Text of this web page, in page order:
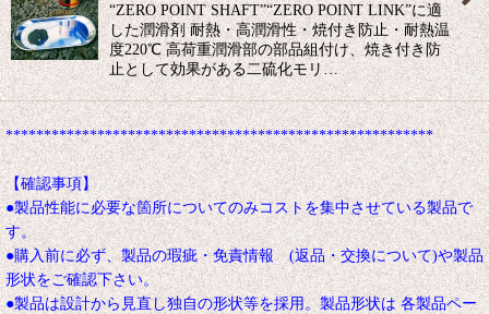
“ZERO POINT SHAFT”“ZERO POINT LINK”に適
した潤滑剤 耐熱・高潤滑性・焼付き防止・耐熱温
度220℃ 高荷重潤滑部の部品組付け、焼き付き防
止として効果がある二硫化モリ…
********************************************************
【確認事項】
●製品性能に必要な箇所についてのみコストを集中させている製品で
す。
●購入前に必ず、製品の瑕疵・免責情報 (返品・交換について)や製品
形状をご確認下さい。
●製品は設計から見直し独自の形状等を採用。製品形状は 各製品ペー